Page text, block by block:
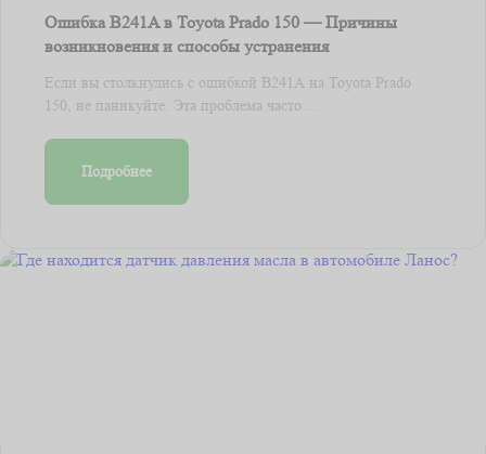
Ошибка B241A в Toyota Prado 150 — Причины
возникновения и способы устранения
Если вы столкнулись с ошибкой B241A на Toyota Prado
150, не паникуйте. Эта проблема часто ...
Подробнее